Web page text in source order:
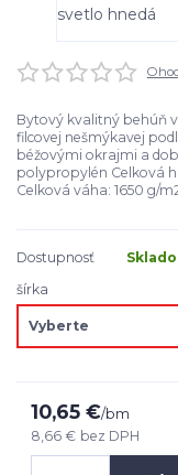
Bytový kvalitný behúň
filcovej nešmýkavej
béžovými okrajmi a
polypropylén Celková
Celková váha: 1650 g/
Dostupnosť
šírka
10,65 €/bm
8,66 € bez DPH